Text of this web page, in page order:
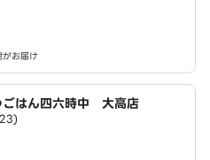
がお届け
ごはん四六時中 大高店